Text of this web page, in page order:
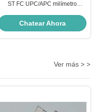
ST FC UPC/APC milímetro
SC LC de los corazones de las
coletas 12 de la fibra de
Chatear Ahora
Ver más > >